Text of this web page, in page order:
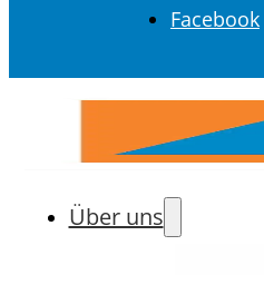
Facebook
Über uns